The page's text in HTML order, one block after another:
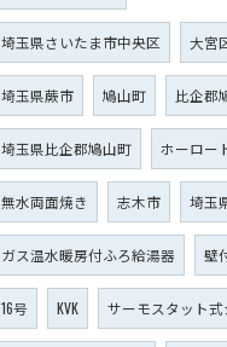
埼玉県さいたま市中央区 大宮
埼玉県蕨市 鳩山町 比企郡
埼玉県比企郡鳩山町 ホーロー
無水両面焼き 志木市 埼玉
ガス温水暖房付ふろ給湯器 壁
16号 KVK サーモスタット式